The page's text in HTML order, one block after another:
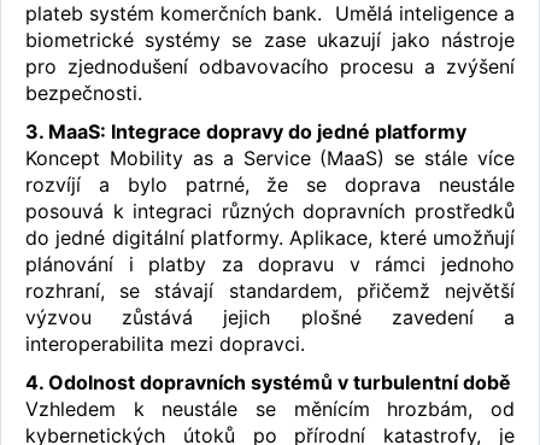
plateb systém komerčních bank. Umělá inteligence a
biometrické systémy se zase ukazují jako nástroje
pro zjednodušení odbavovacího procesu a zvýšení
bezpečnosti.
3. MaaS: Integrace dopravy do jedné platformy
Koncept Mobility as a Service (MaaS) se stále více
rozvíjí a bylo patrné, že se doprava neustále
posouvá k integraci různých dopravních prostředků
do jedné digitální platformy. Aplikace, které umožňují
plánování i platby za dopravu v rámci jednoho
rozhraní, se stávají standardem, přičemž největší
výzvou zůstává jejich plošné zavedení a
interoperabilita mezi dopravci.
4. Odolnost dopravních systémů v turbulentní době
Vzhledem k neustále se měnícím hrozbám, od
kybernetických útoků po přírodní katastrofy, je